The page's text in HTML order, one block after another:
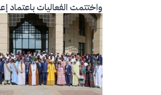
واختتمت الفعاليات باعتماد